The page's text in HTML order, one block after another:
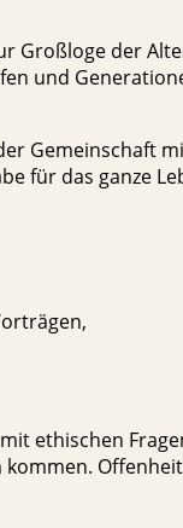
Großloge der
und
Gemeinschaft
für das ganze
ethischen